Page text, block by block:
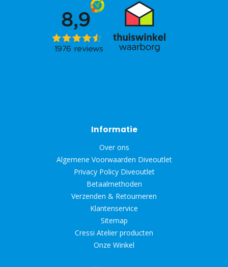
Informatie
Over ons
Algemene Voorwaarden Diveoutlet
Privacy Policy Diveoutlet
Betaalmethoden
Verzenden & Retourneren
Klantenservice
Sitemap
Cressi Atelier producten
Onze Winkel